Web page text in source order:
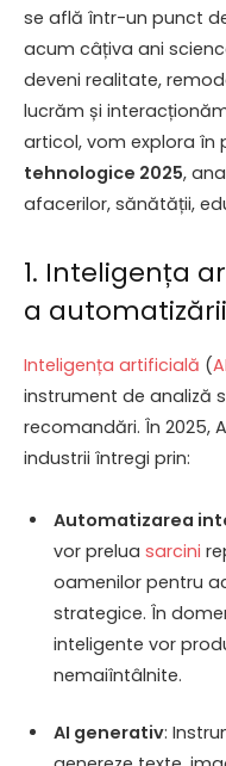
se află într-un punct
acum câțiva ani
deveni realitate,
lucrăm și
articol, vom explora în
tehnologice 2025,
afacerilor, sănătății,
1. Inteligența
a
Inteligența artificială (AI
instrument de analiză
recomandări. În 2025,
industrii întregi prin:
Automatizarea
vor prelua sarcini
oamenilor pentru
strategice. În
inteligente vor
nemaiîntâlnite.
AI generativ: